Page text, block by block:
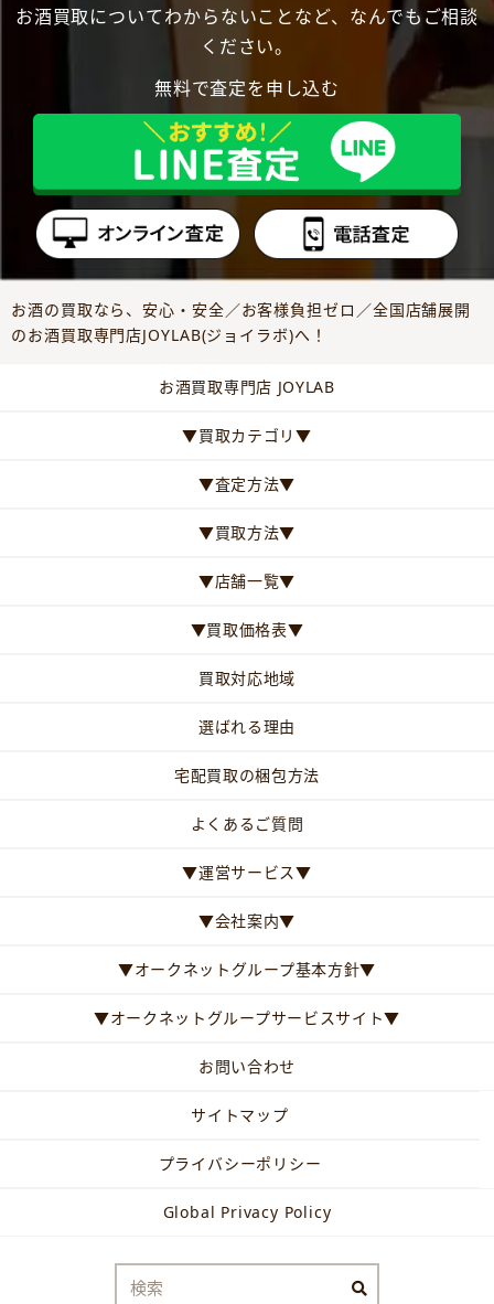
お酒買取についてわからないことなど、なんでもご相談
ください。
無料で査定を申し込む
お酒の買取なら、安心・安全／お客様負担ゼロ／全国店舗展開
のお酒買取専門店JOYLAB(ジョイラボ)へ！
お酒買取専門店 JOYLAB
▼買取カテゴリ▼
▼査定方法▼
▼買取方法▼
▼店舗一覧▼
▼買取価格表▼
買取対応地域
選ばれる理由
宅配買取の梱包方法
よくあるご質問
▼運営サービス▼
▼会社案内▼
▼オークネットグループ基本方針▼
▼オークネットグループサービスサイト▼
お問い合わせ
サイトマップ
プライバシーポリシー
Global Privacy Policy